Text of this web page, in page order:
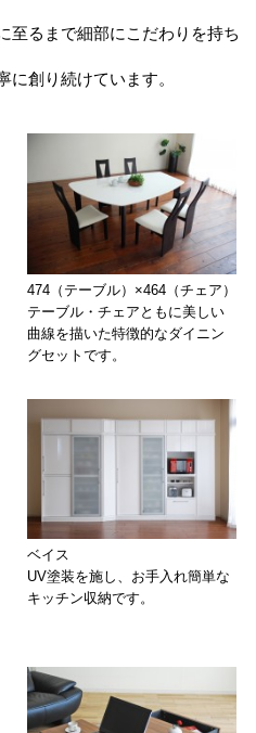
至るまで細部にこだわりを持ち
に創り続けています。
474（テーブル）×464（チェア）
テーブル・チェアともに美しい
曲線を描いた特徴的なダイニン
グセットです。
ベイス
UV塗装を施し、お手入れ簡単な
キッチン収納です。